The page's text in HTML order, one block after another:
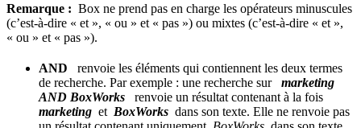
Remarque : Box ne prend pas en charge les opérateurs minuscules
(c’est-à-dire « et », « ou » et « pas ») ou mixtes (c’est-à-dire « et »,
« ou » et « pas »).
AND renvoie les éléments qui contiennent les deux termes
de recherche. Par exemple : une recherche sur marketing
AND BoxWorks renvoie un résultat contenant à la fois
marketing et BoxWorks dans son texte. Elle ne renvoie pas